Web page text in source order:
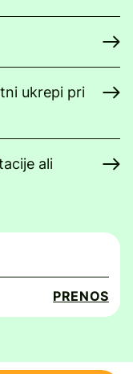
ukrepi pri
ali
PRENOS